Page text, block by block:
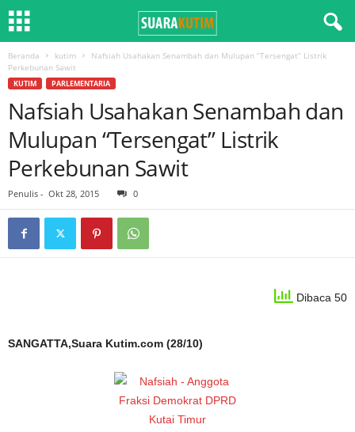
Beranda kutim
Nafsiah Usahakan Senambah dan Mulupan “Tersengat” Listrik
Perkebunan Sawit
KUTIM PARLEMENTARIA
Nafsiah Usahakan Senambah dan
Mulupan “Tersengat” Listrik
Perkebunan Sawit
Penulis - Okt 28, 2015 0
Dibaca 50
SANGATTA,Suara Kutim.com (28/10)